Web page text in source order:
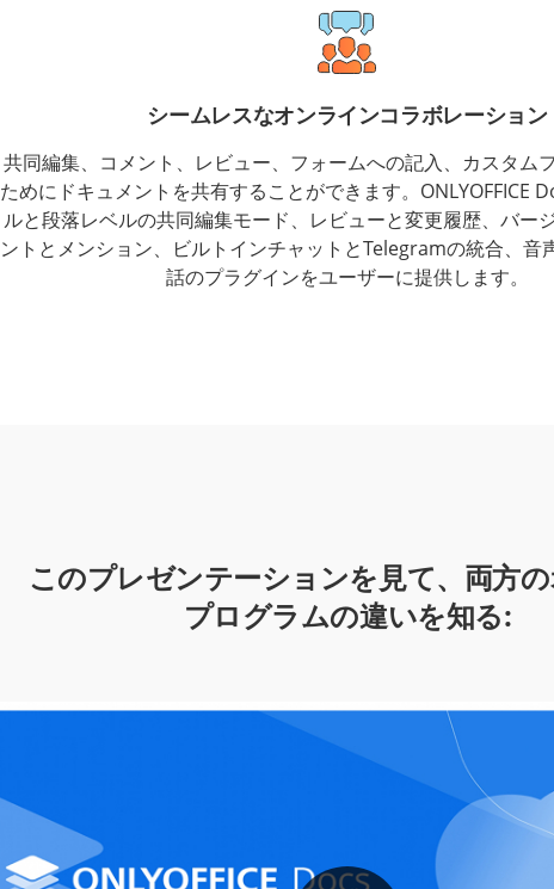
シームレスなオンラインコラボレーション
共同編集、コメント、レビュー、フォームへの記入、カスタム
ためにドキュメントを共有することができます。ONLYOFFICE
ルと段落レベルの共同編集モード、レビューと変更履歴、バー
ントとメンション、ビルトインチャットとTelegramの統合、音
話のプラグインをユーザーに提供します。
このプレゼンテーションを見て、両方
プログラムの違いを知る: